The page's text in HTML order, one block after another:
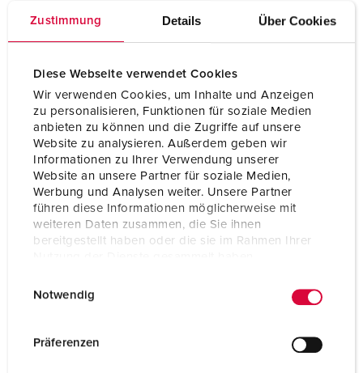
Zustimmung Details Über Cookies
Diese Webseite verwendet Cookies
Wir verwenden Cookies, um Inhalte und Anzeigen
zu personalisieren, Funktionen für soziale Medien
anbieten zu können und die Zugriffe auf unsere
Website zu analysieren. Außerdem geben wir
Informationen zu Ihrer Verwendung unserer
Website an unsere Partner für soziale Medien,
Werbung und Analysen weiter. Unsere Partner
führen diese Informationen möglicherweise mit
weiteren Daten zusammen, die Sie ihnen
bereitgestellt haben oder die sie im Rahmen Ihrer
Notwendig
Präferenzen
Kontakt
Sie haben Fragen zu unseren Lösungen und Produkten?
Angeboten zu stellen. Und unter „Ansprechpersonen vor